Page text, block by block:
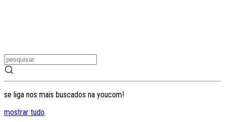
se liga nos mais buscados na youcom!
mostrar tudo